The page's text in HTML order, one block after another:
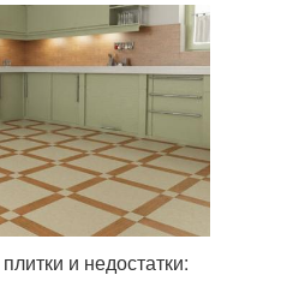
и недостатки: